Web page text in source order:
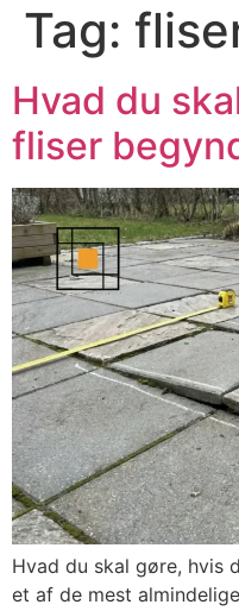
Tag:
Hvad du
fliser
Hvad du skal gøre, hvis
et af de mest